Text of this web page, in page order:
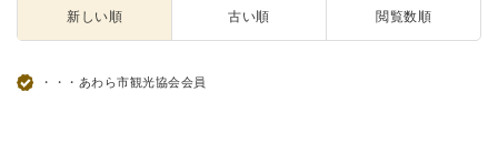
新しい順 古い順 閲覧数順
・・・あわら市観光協会会員